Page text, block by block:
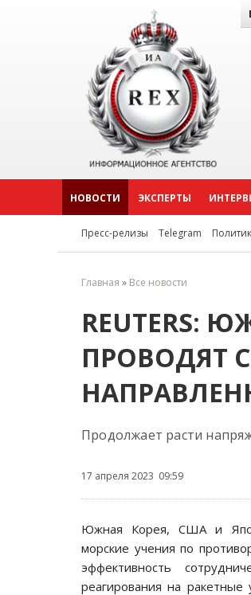
НОВОСТИ ЭКСПЕРТЫ
Пресс-релизы Telegram
Главная » Все новости
REUTERS:
ПРОВОДЯТ
Продолжает расти
17 апреля 2023 09:59
Южная Корея, США и
морские учения по
эффективность
реагирования на